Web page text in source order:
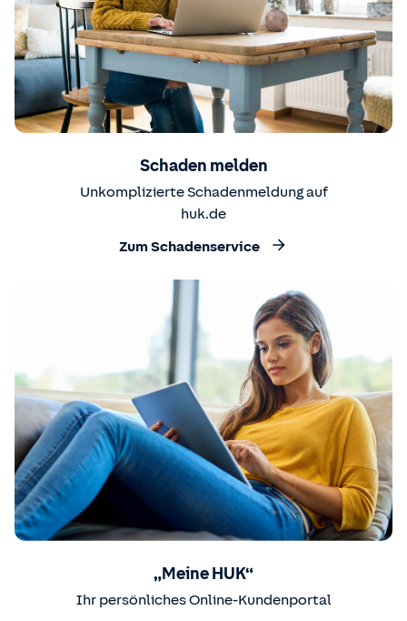
Schaden melden
Unkomplizierte Schadenmeldung auf
huk.de
Zum Schadenservice
„Meine HUK“
Ihr persönliches Online-Kundenportal